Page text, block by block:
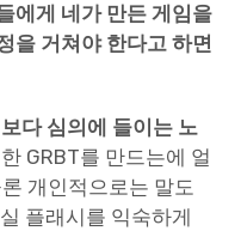
에게 네가 만든 게임을
을 거쳐야 한다고 하면
다 심의에 들이는 노
GRBT를 만드는에 얼
개인적으로는 말도
플래시를 익숙하게